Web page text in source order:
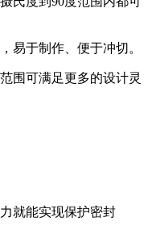
易于制作、便于冲切。
围可满足更多的设计灵
就能实现保护密封